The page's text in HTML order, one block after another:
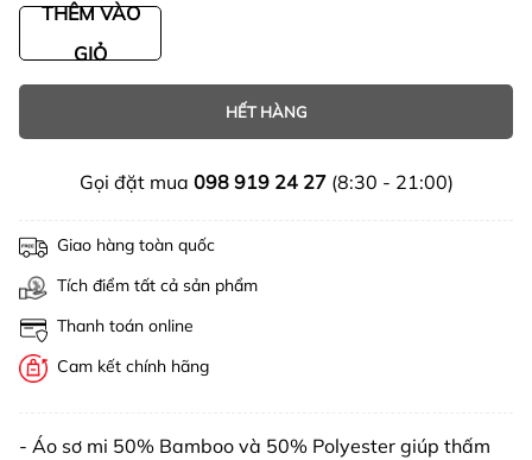
THÊM VÀO
GIỎ
HẾT HÀNG
Gọi đặt mua 098 919 24 27(8:30 - 21:00)
Giao hàng toàn quốc
Tích điểm tất cả sản phẩm
Thanh toán online
Cam kết chính hãng
- Áo sơ mi 50% Bamboo và 50% Polyester giúp thấm